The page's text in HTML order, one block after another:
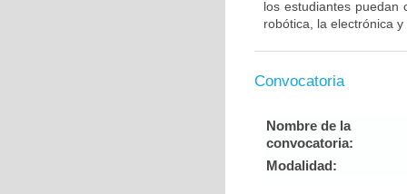
los estudiantes puedan
robótica, la electrónica
Convocatoria
Nombre de la
convocatoria:
Modalidad: